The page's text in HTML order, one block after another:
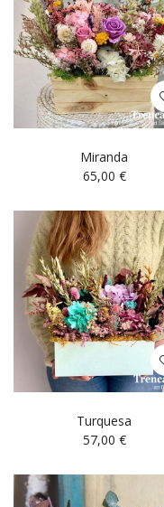
Miranda
65,00 €
Turquesa
57,00 €